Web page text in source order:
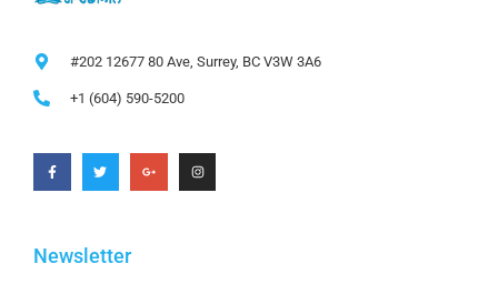
#202 12677 80 Ave, Surrey, BC V3W 3A6
+1 (604) 590-5200
Newsletter